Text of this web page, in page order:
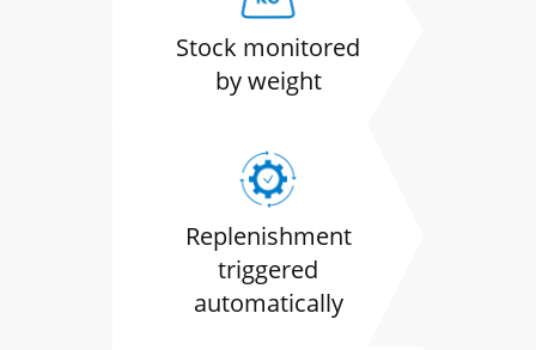
Stock monitored
by weight
Replenishment
triggered
automatically